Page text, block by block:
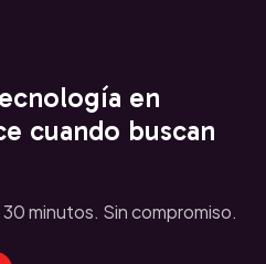
en
cuando buscan
minutos. Sin compromiso.